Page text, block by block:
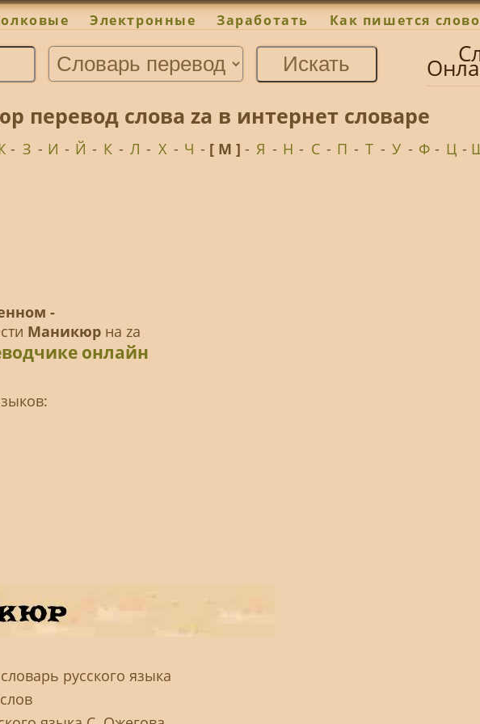
Электронные Заработать Как пишется слово
перевод слова za в интернет словаре
- З - И - Й - К - Л - Х - Ч - [ М ]- Я - Н - С - П - Т - У - Ф - Ц -
-
Маникюрна za
онлайн
русского языка